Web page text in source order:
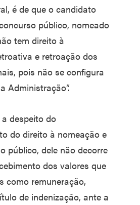
é de que o candidato
público, nomeado
tem direito à
e retroação dos
pois não se configura
Administração”.
despeito do
do direito à nomeação e
público, dele não decorre
dos valores que
como remuneração,
de indenização, ante a